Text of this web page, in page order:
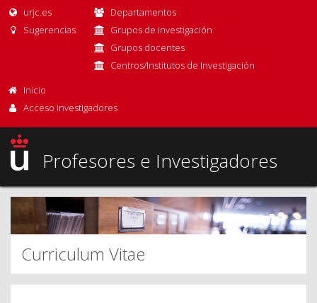
urjc.es
Sugerencias
Departamentos
Grupos de investigación
Grupos docentes
Centros/Institutos de Investigación
Inicio
Acceso Investigadores
Profesores e Investigadores
Curriculum Vitae